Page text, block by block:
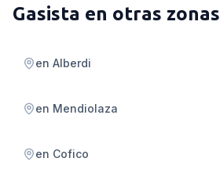
Gasista en otras zonas
en Alberdi
en Mendiolaza
en Cofico